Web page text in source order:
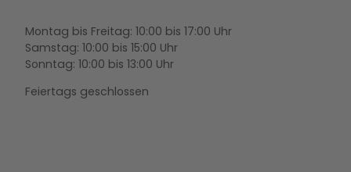
Montag bis Freitag: 10:00 bis 17:00 Uhr
Samstag: 10:00 bis 15:00 Uhr
Sonntag: 10:00 bis 13:00 Uhr
Feiertags geschlossen